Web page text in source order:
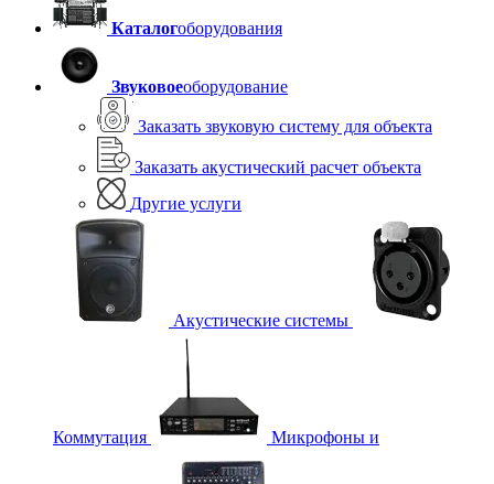
Каталогоборудования
Звуковоеоборудование
Заказать звуковую систему для объекта
Заказать акустический расчет объекта
Другие услуги
Акустические системы
Коммутация Микрофоны и